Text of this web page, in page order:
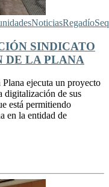
NoticiasRegadío
SINDICATO
DE LA PLANA
ejecuta un proyecto
digitalización de sus
está permitiendo
en la entidad de